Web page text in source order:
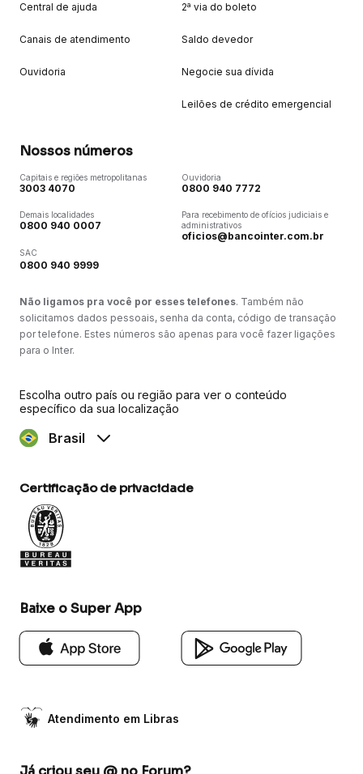
Central de ajuda
Canais de atendimento
Ouvidoria
2ª via do boleto
Saldo devedor
Negocie sua dívida
Leilões de crédito emergencial
Nossos números
Capitais e regiões metropolitanas
3003 4070
Demais localidades
0800 940 0007
SAC
0800 940 9999
Ouvidoria
0800 940 7772
Para recebimento de ofícios judiciais e
administrativos
oficios@bancointer.com.br
Não ligamos pra você por esses telefones. Também não
solicitamos dados pessoais, senha da conta, código de transação
por telefone. Estes números são apenas para você fazer ligações
para o Inter.
Escolha outro país ou região para ver o conteúdo
específico da sua localização
Brasil
Certificação de privacidade
Baixe o Super App
Atendimento em Libras